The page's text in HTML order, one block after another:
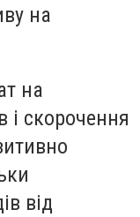
на
на
і скорочення
від